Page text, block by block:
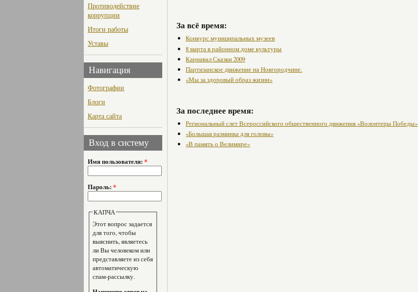
Противодействие
коррупции
Итоги работы
Уставы
Навигация
Фотографии
Блоги
Карта сайта
Вход в систему
Имя пользователя: *
Пароль: *
КАПЧА
Этот вопрос задается
для того, чтобы
выяснить, являетесь
ли Вы человеком или
представляете из себя
автоматическую
спам-рассылку.
За всё время:
Конкурс муниципальных музеев
8 марта в районном доме культуры
Карнавал Сказки 2009
Партизанское движение на Новгородчине.
«Мы за здоровый образ жизни»
За последнее время:
Региональный слет Всероссийского общественного движения «Волонтеры Победы»
«Большая разминка для головы»
«В память о Велимире»